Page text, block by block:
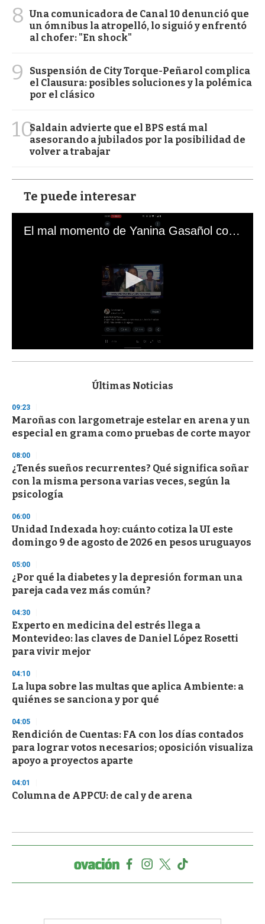
8 Una comunicadora de Canal 10 denunció que
un ómnibus la atropelló, lo siguió y enfrentó
al chofer: "En shock"
9
Suspensión de City Torque-Peñarol complica
el Clausura: posibles soluciones y la polémica
por el clásico
10Saldain advierte que el BPS está mal
asesorando a jubilados por la posibilidad de
volver a trabajar
Te puede interesar
El mal momento de Yanina Gasañol con un hincha argentino en "Subrayado"
s
d
s
o
f
3
s
e
c
o
d
s
Últimas Noticias
09:23
Maroñas con largometraje estelar en arena y un
especial en grama como pruebas de corte mayor
08:00
¿Tenés sueños recurrentes? Qué significa soñar
con la misma persona varias veces, según la
psicología
06:00
Unidad Indexada hoy: cuánto cotiza la UI este
domingo 9 de agosto de 2026 en pesos uruguayos
05:00
¿Por qué la diabetes y la depresión forman una
pareja cada vez más común?
04:30
Experto en medicina del estrés llega a
Montevideo: las claves de Daniel López Rosetti
para vivir mejor
04:10
La lupa sobre las multas que aplica Ambiente: a
quiénes se sanciona y por qué
04:05
Rendición de Cuentas: FA con los días contados
para lograr votos necesarios; oposición visualiza
apoyo a proyectos aparte
04:01
Columna de APPCU: de cal y de arena